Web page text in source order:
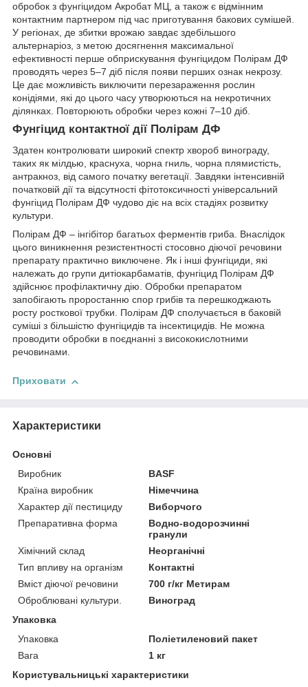
обробок з фунгіцидом Акробат МЦ, а також є відмінним
контактним партнером під час приготування бакових сумішей.
У регіонах, де збитки врожаю завдає здебільшого
альтернаріоз, з метою досягнення максимальної
ефективності перше обприскування фунгіцидом Полірам ДФ
проводять через 5–7 діб після появи перших ознак некрозу.
Це дає можливість виключити перезараження рослин
конідіями, які до цього часу утворюються на некротичних
ділянках. Повторюють обробки через кожні 7–10 діб.
Фунгіцид контактної дії Полірам ДФ
Здатен контролювати широкий спектр хвороб винограду,
таких як мілдью, краснуха, чорна гниль, чорна плямистість,
антракноз, від самого початку вегетації. Завдяки інтенсивній
початковій дії та відсутності фітотоксичності універсальний
фунгіцид Полірам ДФ чудово діє на всіх стадіях розвитку
культури.
Полірам ДФ – інгібітор багатьох ферментів гриба. Внаслідок
цього виникнення резистентності стосовно діючої речовини
препарату практично виключене. Як і інші фунгіциди, які
належать до групи дитіокарбаматів, фунгіцид Полірам ДФ
здійснює профілактичну дію. Обробки препаратом
запобігають проростанню спор грибів та перешкоджають
росту росткової трубки. Полірам ДФ сполучається в баковій
суміші з більшістю фунгіцидів та інсектицидів. Не можна
проводити обробки в поєднанні з висококислотними
речовинами.
Приховати
Характеристики
Основні
Виробник
BASF
Країна виробник
Німеччина
Характер дії пестициду
Виборчого
Препаративна форма
Водно-водорозчинні
гранули
Хімічний склад
Неорганічні
Тип впливу на організм
Контактні
Вміст діючої речовини
700 г/кг Метирам
Оброблювані культури.
Виноград
Упаковка
Упаковка
Поліетиленовий пакет
Вага
1 кг
Користувальницькі характеристики